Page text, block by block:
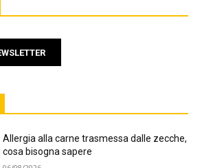
Allergia alla carne trasmessa dalle zecche,
cosa bisogna sapere